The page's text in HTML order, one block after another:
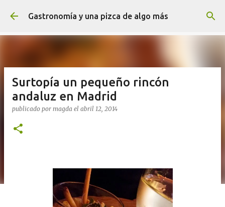
Ir al contenido principal
Gastronomía y una pizca de algo más
Surtopía un pequeño rincón
andaluz en Madrid
publicado por magda el abril 12, 2014